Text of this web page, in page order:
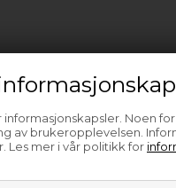
informasjonskapsler. Noen
av brukeropplevelsen.
Les mer i vår politikk for